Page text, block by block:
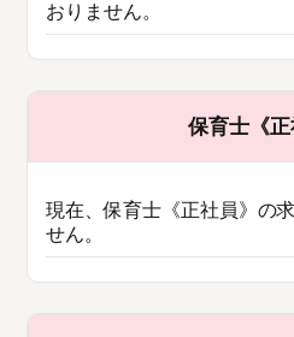
おりません。
保育士《正
現在、保育士《正社員》の
せん。